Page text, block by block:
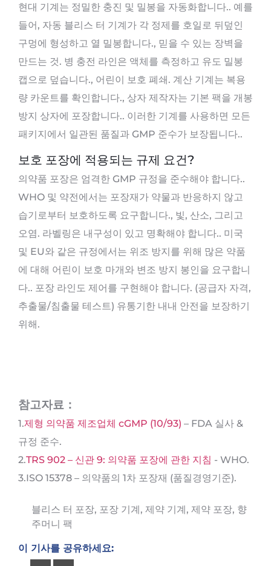
현대 기계는 정밀한 충진 및 밀봉을 자동화합니다.. 예를
들어, 자동 블리스 터 기계가 각 정제를 호일로 뒤덮인
구멍에 형성하고 열 밀봉합니다., 믿을 수 있는 장벽을
만드는 것. 병 충전 라인은 액체를 측정하고 유도 밀봉
캡으로 덮습니다., 어린이 보호 폐쇄. 계산 기계는 복용
량 카운트를 확인합니다., 상자 제작자는 기본 팩을 개봉
방지 상자에 포장합니다.. 이러한 기계를 사용하면 모든
패키지에서 일관된 품질과 GMP 준수가 보장됩니다..
보호 포장에 적용되는 규제 요건?
의약품 포장은 엄격한 GMP 규정을 준수해야 합니다..
WHO 및 약전에서는 포장재가 약물과 반응하지 않고
습기로부터 보호하도록 요구합니다., 빛, 산소, 그리고
오염. 라벨링은 내구성이 있고 명확해야 합니다.. 미국
및 EU와 같은 규정에서는 위조 방지를 위해 많은 약품
에 대해 어린이 보호 마개와 변조 방지 봉인을 요구합니
다.. 포장 라인도 제어를 구현해야 합니다. (공급자 자격,
추출물/침출물 테스트) 유통기한 내내 안전을 보장하기
위해.
참고자료：
1.제형 의약품 제조업체 cGMP (10/93) – FDA 실사 &
규정 준수.
2.TRS 902 – 신관 9: 의약품 포장에 관한 지침 - WHO.
3.ISO 15378 – 의약품의 1차 포장재 (품질경영기준).
블리스 터 포장, 포장 기계, 제약 기계, 제약 포장, 향
주머니 팩
이 기사를 공유하세요: